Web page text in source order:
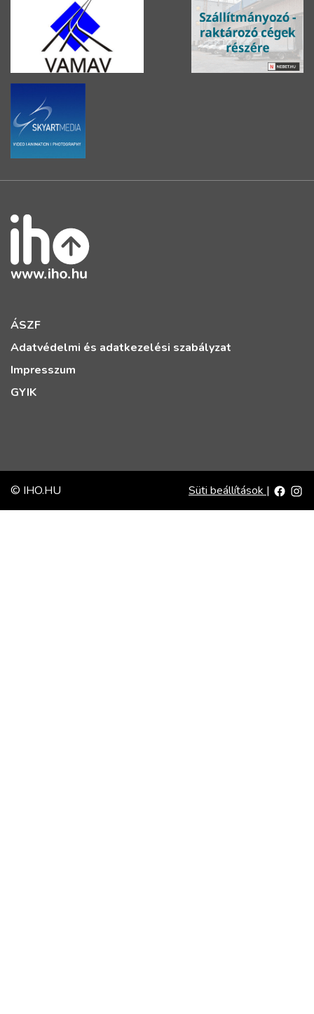
ÁSZF
Adatvédelmi és adatkezelési szabályzat
Impresszum
GYIK
© IHO.HU Süti beállítások |